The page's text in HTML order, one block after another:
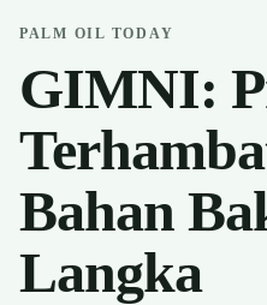
PALM OIL TODAY
GIMNI:
Bahan
Langka